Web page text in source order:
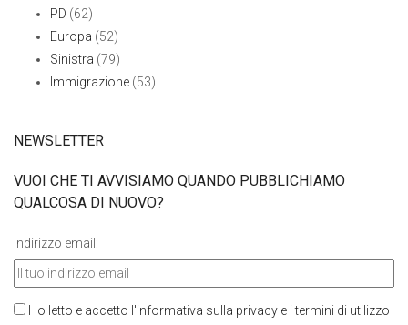
PD (62)
Europa (52)
Sinistra (79)
Immigrazione (53)
NEWSLETTER
VUOI CHE TI AVVISIAMO QUANDO PUBBLICHIAMO
QUALCOSA DI NUOVO?
Indirizzo email:
Ho letto e accetto l'informativa sulla privacy e i termini di utilizzo